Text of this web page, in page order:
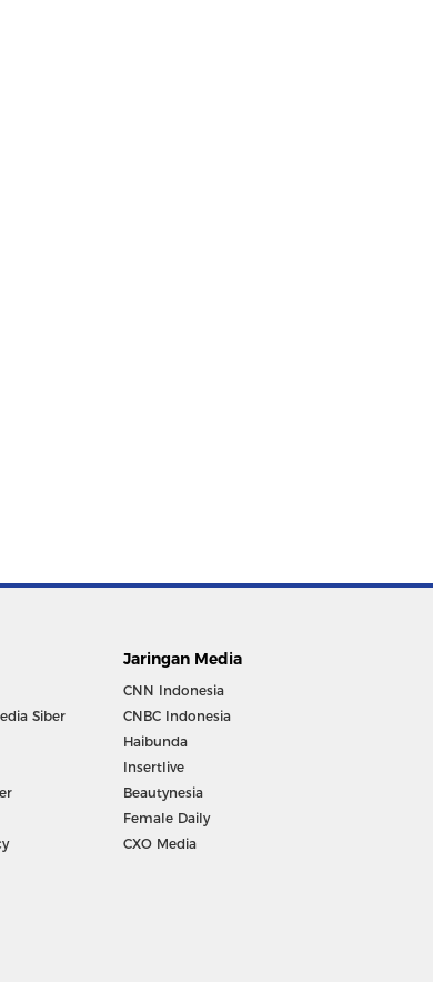
Siber
Jaringan Media
CNN Indonesia
CNBC Indonesia
Haibunda
Insertlive
Beautynesia
Female Daily
CXO Media